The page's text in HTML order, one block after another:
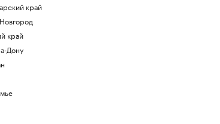
край
край
Дону